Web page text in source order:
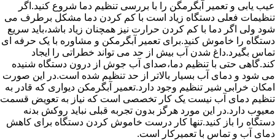
عیب یابی و تعمیر آبگرمگن را با بررسی تنظیم دما شروع کنید.اگر
تنظیمات فعلی دستگاه زیاد است با کم کردن دما مشکل برطرف می
شود ولی اگر دما با کم کردن حرارت نیز همچنان زیاد باشد،باید سریع
دستگاه را خاموش کنید.برای تعمیر آبگرمکن و مشاوره با یک حرفه ای
تماس بگیرد.داغ شدن آب بیش از حد می تواند خطراتی را ایجاد
کند.گاهی حتی با تنظیم دما،صدای آب جوش از درون دستگاه شنیده
می شود و دمای آب بسیار بالاتر از حد تنظیم شده است.در این صورت
امکان خرابی شیر تنظیم وجود دارد.تعمیر آبگرمکن دیواری که قادر به
تنظیم دمای آب نیست یک کار تخصصی است که نیاز به تعویض قسمت
معیوب دارد.در این مورد هرگز بدون تجربه قبلی نباید روکش بدنه
دستگاه را باز کنید.تنها کار درست خاموش کردن دستگاه برای کاهش
دمای آب و تماس با تعمیرکار است.